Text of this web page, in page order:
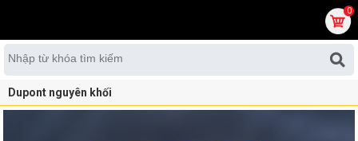
0
Dupont nguyên khối